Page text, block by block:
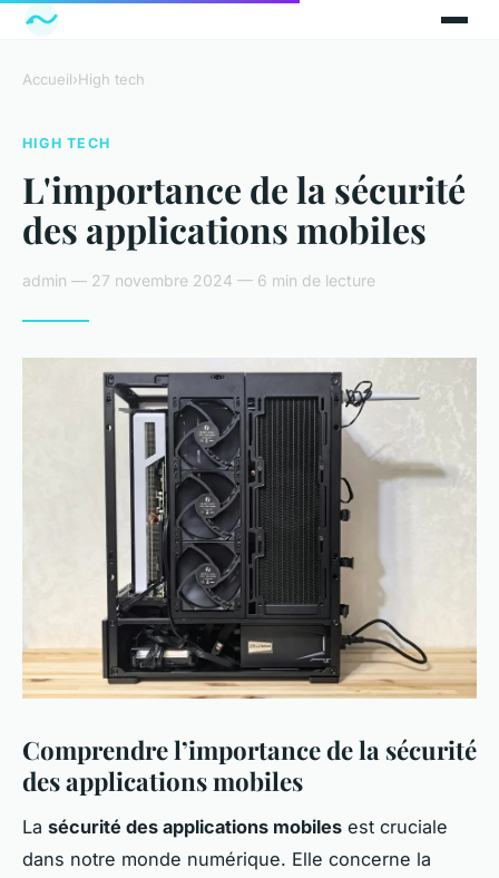
Accueil›High tech
HIGH TECH
L'importance de la sécurité
des applications mobiles
admin — 27 novembre 2024 — 6 min de lecture
Comprendre l’importance de la sécurité
des applications mobiles
La sécurité des applications mobiles est cruciale
dans notre monde numérique. Elle concerne la